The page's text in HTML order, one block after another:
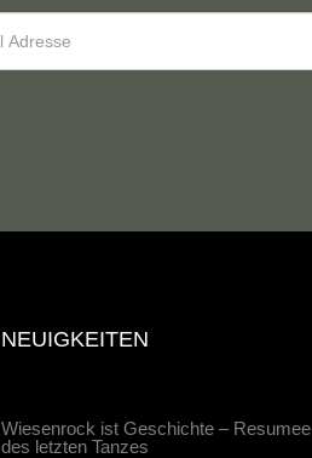
NEUIGKEITEN
Wiesenrock ist Geschichte – Resumee
des letzten Tanzes